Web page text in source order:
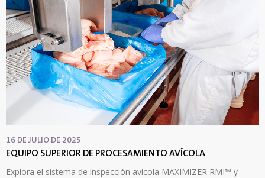
16 DE JULIO DE 2025
EQUIPO SUPERIOR DE PROCESAMIENTO AVÍCOLA
Explora el sistema de inspección avícola MAXIMIZER RMI™ y